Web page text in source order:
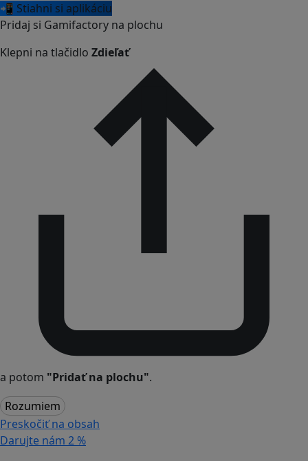
📲 Stiahni si aplikáciu
Pridaj si Gamifactory na plochu
Klepni na tlačidlo Zdieľať
a potom "Pridať na plochu".
Rozumiem
Preskočiť na obsah
Darujte nám 2 %